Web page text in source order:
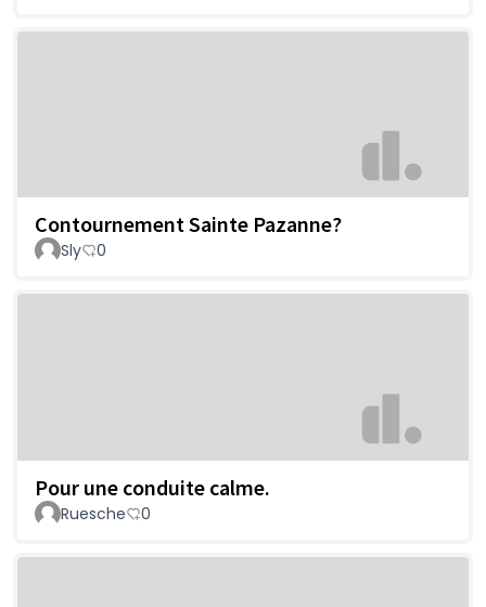
Contournement Sainte Pazanne?
Sly 0
Pour une conduite calme.
Ruesche 0